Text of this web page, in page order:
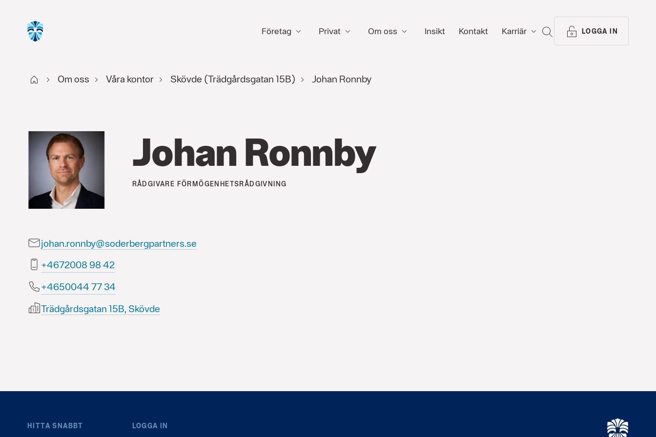
Företag Privat Om oss Insikt Kontakt Karriär SÖK LOGGA IN
Start Om oss Våra kontor Skövde (Trädgårdsgatan 15B) Johan Ronnby
Johan Ronnby
RÅDGIVARE FÖRMÖGENHETSRÅDGIVNING
johan.ronnby@soderbergpartners.se
24 89 8002764+
43 77 4400564+
Trädgårdsgatan 15B, Skövde
HITTA SNABBT LOGGA IN